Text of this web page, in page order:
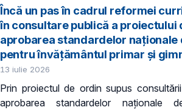
Încă un pas în cadrul reformei
în consultare publică a proiectului
aprobarea standardelor naționale
pentru învățământul primar și
13 iulie 2026
Prin proiectul de ordin supus
aprobarea standardelor naționale